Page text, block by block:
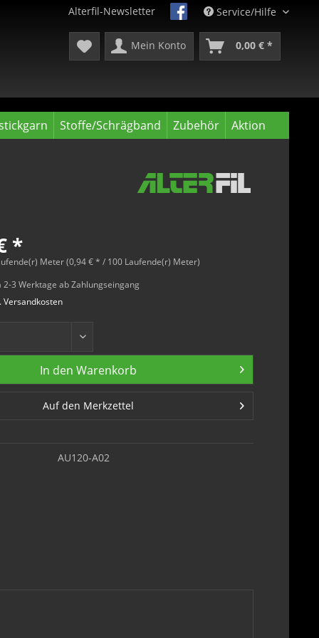
Service/Hilfe
Alterfil-Newsletter
Mein Konto 0,00 € *
Stoffe/Schrägband Zubehör Aktion
*
Meter (0,94 € * / 100 Laufende(r) Meter)
3 Werktage ab Zahlungseingang
Versandkosten
In den Warenkorb
Auf den Merkzettel
AU120-A02